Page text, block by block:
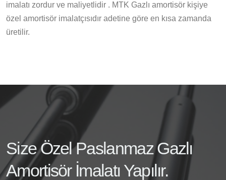
imalatı zordur ve maliyetlidir . MTK Gazlı amortisör kişiye
özel amortisör imalatçısıdır adetine göre en kısa zamanda
üretilir.
Size Özel Paslanmaz Gazlı
Amortisör İmalatı Yapılır.